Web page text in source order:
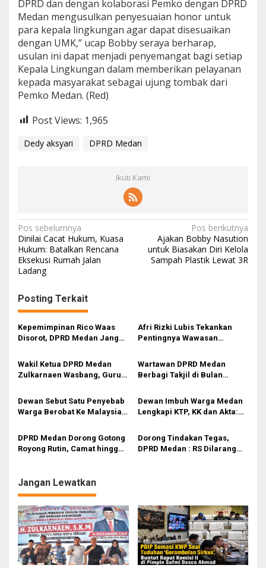
DPRD dan dengan kolaborasi Pemko dengan DPRD
Medan mengusulkan penyesuaian honor untuk
para kepala lingkungan agar dapat disesuaikan
dengan UMK,” ucap Bobby seraya berharap,
usulan ini dapat menjadi penyemangat bagi setiap
Kepala Lingkungan dalam memberikan pelayanan
kepada masyarakat sebagai ujung tombak dari
Pemko Medan. (Red)
Post Views: 1,965
Dedy aksyari DPRD Medan
Ikuti Kami
N
a
v
g
a
s
p
o
s
Pos sebelumnya
Dinilai Cacat Hukum, Kuasa
Hukum: Batalkan Rencana
Eksekusi Rumah Jalan
Ladang
Pos berikutnya
Ajakan Bobby Nasution
untuk Biasakan Diri Kelola
Sampah Plastik Lewat 3R
Posting Terkait
Kepemimpinan Rico Waas
Disorot, DPRD Medan Jangan
Afri Rizki Lubis Tekankan
Pentingnya Wawasan
Nilai Pancasila di Tengah Era
Digital
Wakil Ketua DPRD Medan
Zulkarnaen Wasbang, Guru
Perlindungan Hukum Tenaga
Pendidik
Wartawan DPRD Medan
Berbagi Takjil di Bulan
kepada Masyarakat
Dewan Sebut Satu Penyebab
Warga Berobat Ke Malaysia :
Spesialis!
Dewan Imbuh Warga Medan
Lengkapi KTP, KK dan Akta:
Semua Urusan
DPRD Medan Dorong Gotong
Royong Rutin, Camat hingga
Dorong Tindakan Tegas,
DPRD Medan : RS Dilarang
Jangan Lewatkan